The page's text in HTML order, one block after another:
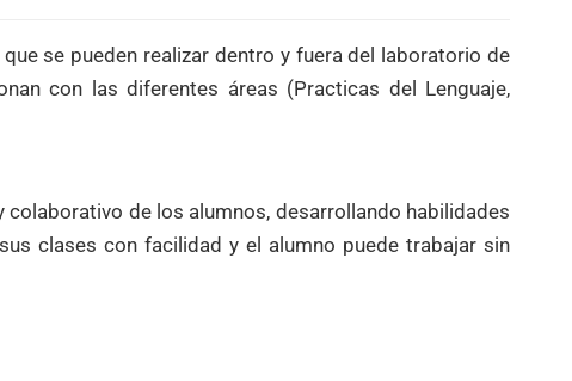
se pueden realizar dentro y fuera del laboratorio de
con las diferentes áreas (Practicas del Lenguaje,
de los alumnos, desarrollando habilidades
clases con facilidad y el alumno puede trabajar sin